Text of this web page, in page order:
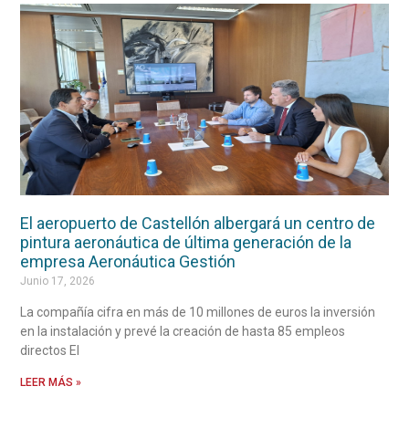
El aeropuerto de Castellón albergará un centro de
pintura aeronáutica de última generación de la
empresa Aeronáutica Gestión
Junio 17, 2026
La compañía cifra en más de 10 millones de euros la inversión
en la instalación y prevé la creación de hasta 85 empleos
directos El
LEER MÁS »